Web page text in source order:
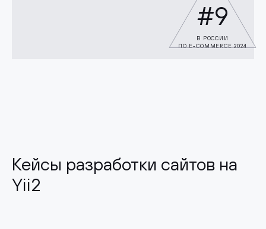
#9
В РОССИИ
ПО E-COMMERCE 2024
Кейсы разработки сайтов на
Yii2